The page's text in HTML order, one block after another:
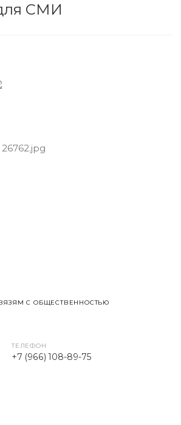
СМИ
С ОБЩЕСТВЕННОСТЬЮ
ТЕЛЕФОН
+7 (966) 108-89-75